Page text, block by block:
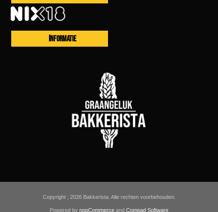
INFORMATIE
Copyright ; 2026 Bakkerista. Alle rechten voorbehouden.
Powered by nopCommerce and Compad Software